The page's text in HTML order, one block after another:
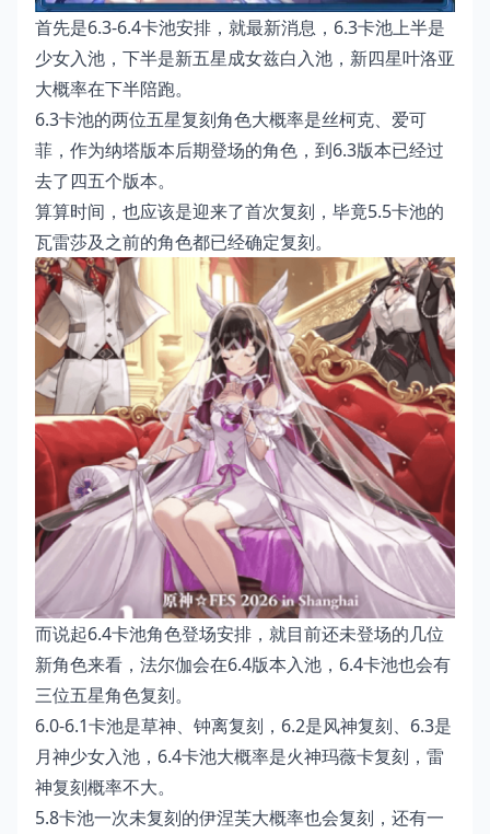
首先是6.3-6.4卡池安排，就最新消息，6.3卡池上半是
少女入池，下半是新五星成女兹白入池，新四星叶洛亚
大概率在下半陪跑。
6.3卡池的两位五星复刻角色大概率是丝柯克、爱可
菲，作为纳塔版本后期登场的角色，到6.3版本已经过
去了四五个版本。
算算时间，也应该是迎来了首次复刻，毕竟5.5卡池的
瓦雷莎及之前的角色都已经确定复刻。
而说起6.4卡池角色登场安排，就目前还未登场的几位
新角色来看，法尔伽会在6.4版本入池，6.4卡池也会有
三位五星角色复刻。
6.0-6.1卡池是草神、钟离复刻，6.2是风神复刻、6.3是
月神少女入池，6.4卡池大概率是火神玛薇卡复刻，雷
神复刻概率不大。
5.8卡池一次未复刻的伊涅芙大概率也会复刻，还有一